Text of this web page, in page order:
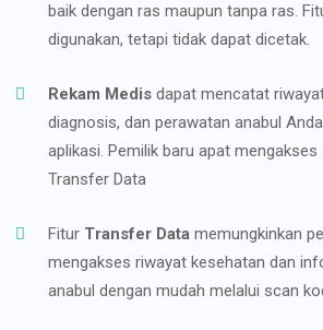
baik dengan ras maupun tanpa ras.
digunakan, tetapi tidak dapat dicetak.
Rekam Medis dapat mencatat
diagnosis, dan perawatan anabul
aplikasi. Pemilik baru apat
Transfer Data
Fitur Transfer Data memungkinkan
mengakses riwayat kesehatan dan
anabul dengan mudah melalui scan